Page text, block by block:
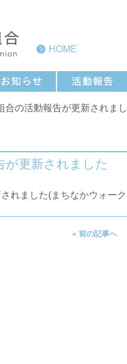
HOME
合の活動報告が更新されま
が更新されました
れました(まちなかウォー
« 前の記事へ